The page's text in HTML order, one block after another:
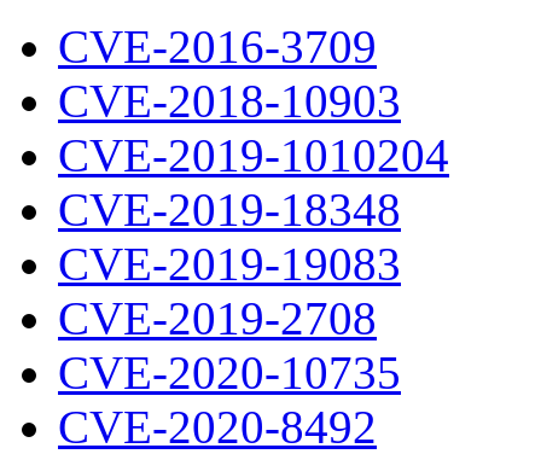
CVE-2016-3709
CVE-2018-10903
CVE-2019-1010204
CVE-2019-18348
CVE-2019-19083
CVE-2019-2708
CVE-2020-10735
CVE-2020-8492